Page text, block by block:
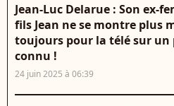
Jean-Luc Delarue : Son ex-
fils Jean ne se montre plus
toujours pour la télé sur un
connu !
24 juin 2025 à 06:39